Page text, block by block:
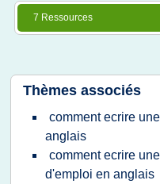
7 Ressources
Thèmes associés
comment ecrire
anglais
comment ecrire
d'emploi en anglais